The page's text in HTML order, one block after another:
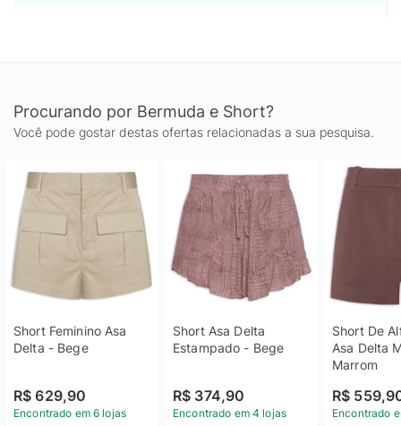
Procurando por Bermuda e Short?
Você pode gostar destas ofertas relacionadas a sua pesquisa.
Short Feminino Asa
Delta - Bege
R$ 629,90
Encontrado em 6 lojas
Short Asa Delta
Estampado - Bege
R$ 374,90
Encontrado em 4 lojas
Short De
Asa Delta
Marrom
R$
Encontrado